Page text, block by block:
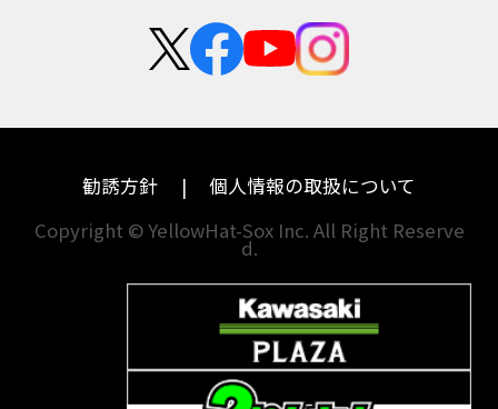
ハーレーダビッドソン
ドゥカティ
モトグッツイ
MVアグスタ
他海外ﾒｰｶｰ
兵庫
福岡
長崎
中途採用・アルバイト
勧誘方針
個人情報の取扱について
Copyright © YellowHat-Sox Inc. All Right Reserve
d.